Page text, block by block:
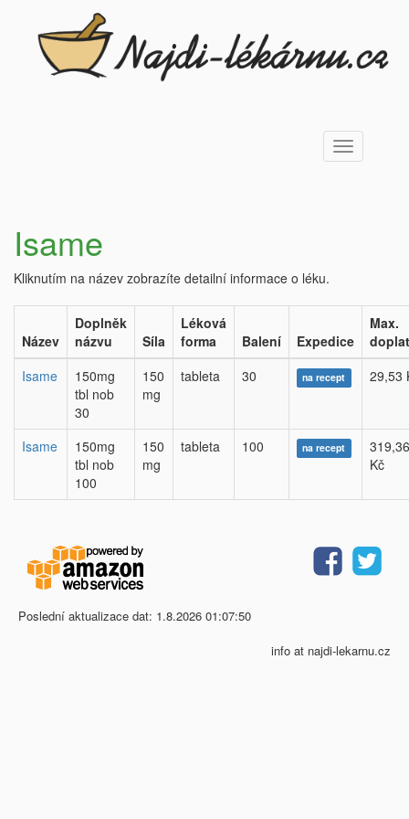
Toggle
navigation
Isame
Kliknutím na název zobrazíte detailní informace o léku.
Název
Doplněk
názvu
Síla
Léková
forma
Balení Expedice
Max.
Isame
150mg
tbl nob
30
150
mg
tableta 30 na recept 29,53
Isame
150mg
tbl nob
100
150
mg
tableta 100 na recept
319,36
Kč
Poslední aktualizace dat: 1.8.2026 01:07:50
info at najdi-lekarnu.cz